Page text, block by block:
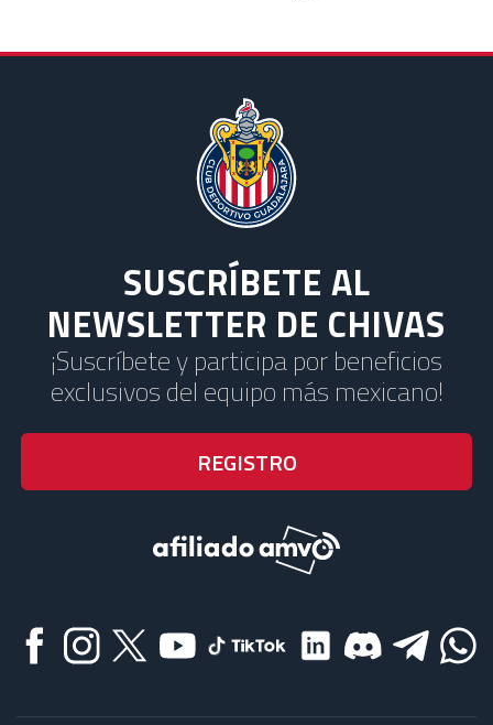
SUSCRÍBETE AL
NEWSLETTER DE CHIVAS
¡Suscríbete y participa por beneficios
exclusivos del equipo más mexicano!